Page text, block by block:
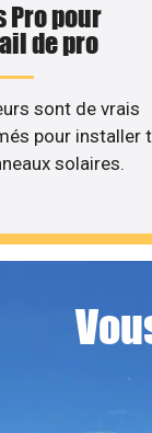
Pro pour
de pro
sont de vrais
pour installer
solaires.